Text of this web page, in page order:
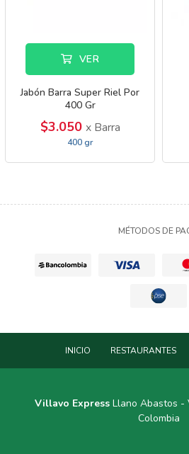
VER
Jabón Barra Super Riel Por
400 Gr
$3.050 x Barra
400 gr
MÉTODOS DE
INICIO RESTAURANTES
Villavo ExpressLlano Abastos -
Colombia